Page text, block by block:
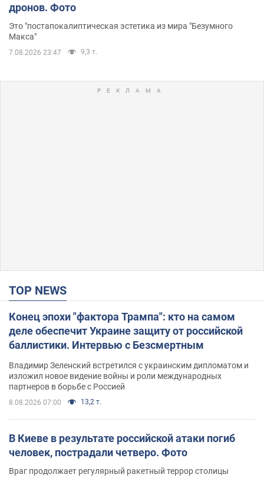
дронов. Фото
Это "постапокалиптическая эстетика из мира "Безумного
Макса"
7.08.2026 23:47 9,3 т.
TOP NEWS
Конец эпохи "фактора Трампа": кто на самом
деле обеспечит Украине защиту от российской
баллистики. Интервью с Безсмертным
Владимир Зеленский встретился с украинским дипломатом и
изложил новое видение войны и роли международных
партнеров в борьбе с Россией
8.08.2026 07:00 13,2 т.
В Киеве в результате российской атаки погиб
человек, пострадали четверо. Фото
Враг продолжает регулярный ракетный террор столицы